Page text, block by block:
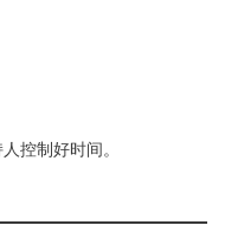
控制好时间。